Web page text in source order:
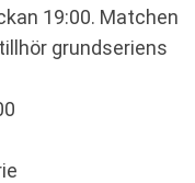
19:00. Matchen
grundseriens